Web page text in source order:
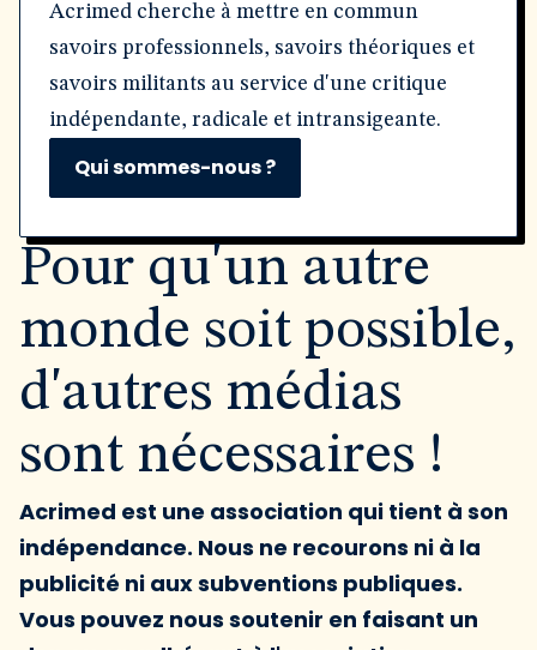
Acrimed cherche à mettre en commun
savoirs professionnels, savoirs théoriques et
savoirs militants au service d'une critique
indépendante, radicale et intransigeante.
Qui sommes-nous ?
Pour qu'un autre
monde soit possible,
d'autres médias
sont nécessaires !
Acrimed est une association qui tient à son
indépendance. Nous ne recourons ni à la
publicité ni aux subventions publiques.
Vous pouvez nous soutenir en faisant un